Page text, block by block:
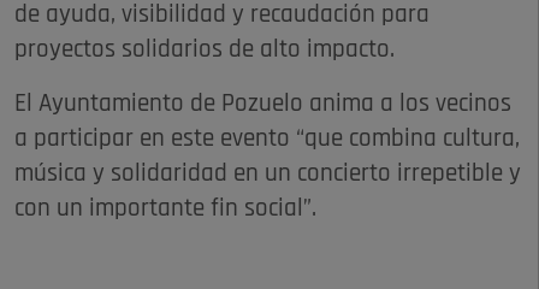
de ayuda, visibilidad y recaudación para
proyectos solidarios de alto impacto.
El Ayuntamiento de Pozuelo anima a los vecinos
a participar en este evento “que combina cultura,
música y solidaridad en un concierto irrepetible y
con un importante fin social”.